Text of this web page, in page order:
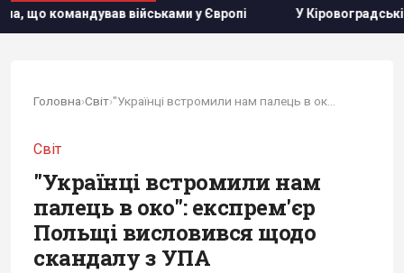
у Європі У Кіровоградській області розбився
Головна›Світ›
Світ
"Українці встромили нам
палець в око": експрем'єр
Польщі висловився щодо
скандалу з УПА